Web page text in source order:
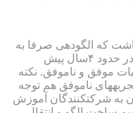
داشت که الگودهی صرفا به
جنبه‎های موفق نمی‎پردازد. یادم می‎آید که در حدود ۴سال پیش
موفق و ناموفق. نکته
اصلی در آن همایش این بود که حتی به تجربه‎های ناموفق هم توجه
می‎شد و الگودهی و درس‎های مربوط به آن به شرکت‎کنندگان آموزش